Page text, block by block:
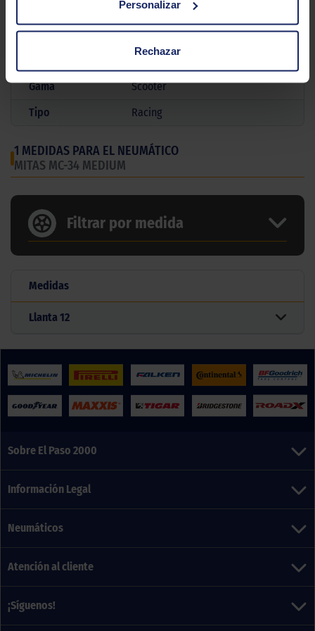
Personalizar
Rechazar
Marca
MITAS
Gama
Scooter
Tipo
Racing
1 MEDIDAS PARA EL NEUMÁTICO
MITAS MC-34 MEDIUM
Filtrar por medida
Medidas
Llanta12
Sobre El Paso 2000
Información Legal
Neumáticos
Atención al cliente
¡Síguenos!